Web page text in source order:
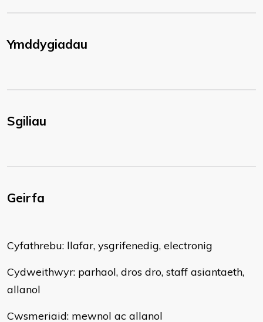
Ymddygiadau
Sgiliau
Geirfa
Cyfathrebu: llafar, ysgrifenedig, electronig
Cydweithwyr: parhaol, dros dro, staff asiantaeth,
allanol
Cwsmeriaid: mewnol ac allanol